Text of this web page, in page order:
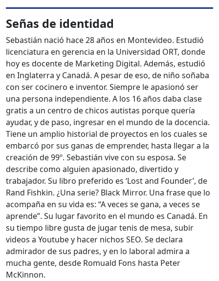
Señas de identidad
Sebastián nació hace 28 años en Montevideo. Estudió
licenciatura en gerencia en la Universidad ORT, donde
hoy es docente de Marketing Digital. Además, estudió
en Inglaterra y Canadá. A pesar de eso, de niño soñaba
con ser cocinero e inventor. Siempre le apasionó ser
una persona independiente. A los 16 años daba clase
gratis a un centro de chicos autistas porque quería
ayudar, y de paso, ingresar en el mundo de la docencia.
Tiene un amplio historial de proyectos en los cuales se
embarcó por sus ganas de emprender, hasta llegar a la
creación de 99º. Sebastián vive con su esposa. Se
describe como alguien apasionado, divertido y
trabajador. Su libro preferido es ‘Lost and Founder’, de
Rand Fishkin. ¿Una serie? Black Mirror. Una frase que lo
acompaña en su vida es: “A veces se gana, a veces se
aprende”. Su lugar favorito en el mundo es Canadá. En
su tiempo libre gusta de jugar tenis de mesa, subir
videos a Youtube y hacer nichos SEO. Se declara
admirador de sus padres, y en lo laboral admira a
mucha gente, desde Romuald Fons hasta Peter
McKinnon.